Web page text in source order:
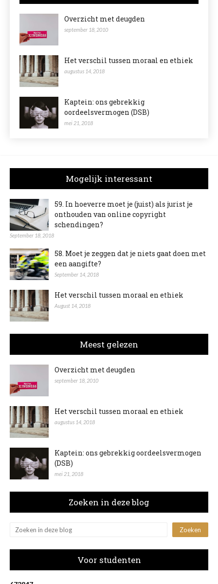
Overzicht met deugden
september 18, 2010
Het verschil tussen moraal en ethiek
augustus 14, 2018
Kaptein: ons gebrekkig
oordeelsvermogen (DSB)
mei 21, 2018
Mogelijk interessant
59. In hoeverre moet je (juist) als jurist je
onthouden van online copyright
schendingen?
September 18, 2018
58. Moet je zeggen dat je niets gaat doen met
een aangifte?
September 14, 2018
Het verschil tussen moraal en ethiek
August 14, 2018
Meest gelezen
Overzicht met deugden
september 18, 2010
Het verschil tussen moraal en ethiek
augustus 14, 2018
Kaptein: ons gebrekkig oordeelsvermogen
(DSB)
mei 21, 2018
Zoeken in deze blog
Voor studenten